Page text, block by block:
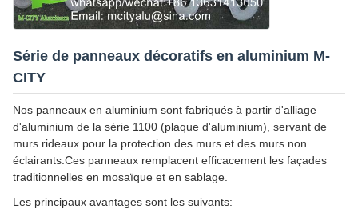
Série de panneaux décoratifs en aluminium M-
CITY
Nos panneaux en aluminium sont fabriqués à partir d'alliage
d'aluminium de la série 1100 (plaque d'aluminium), servant de
murs rideaux pour la protection des murs et des murs non
éclairants.Ces panneaux remplacent efficacement les façades
traditionnelles en mosaïque et en sablage.
Les principaux avantages sont les suivants: